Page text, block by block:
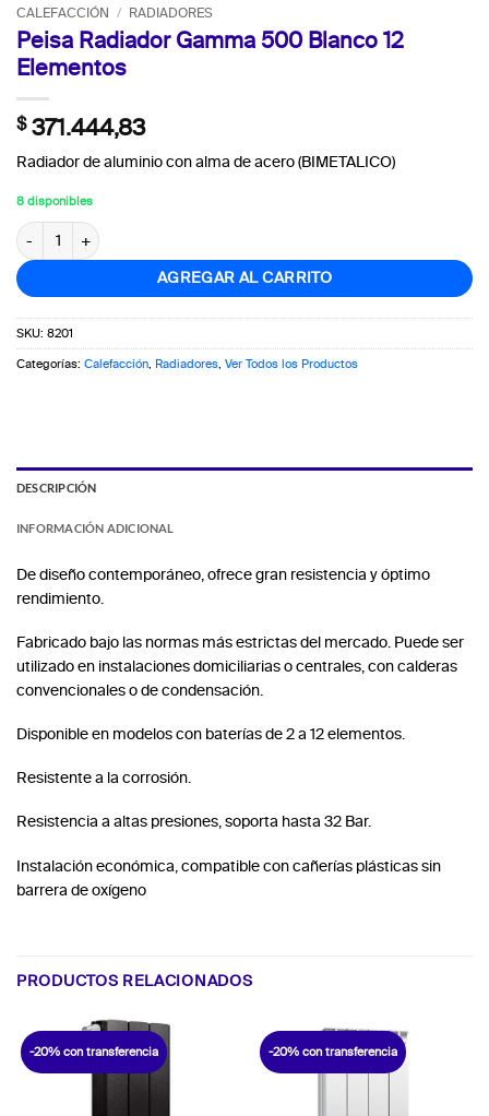
CALEFACCIÓN / RADIADORES
Peisa Radiador Gamma 500 Blanco 12
Elementos
$371.444,83
Radiador de aluminio con alma de acero (BIMETALICO)
8 disponibles
Peisa Radiador Gamma 500 Blanco 12 Elementos cantidad
AGREGAR AL CARRITO
SKU: 8201
Categorías: Calefacción Radiadores Ver Todos los Productos
DESCRIPCIÓN
INFORMACIÓN ADICIONAL
De diseño contemporáneo, ofrece gran resistencia y óptimo
rendimiento.
Fabricado bajo las normas más estrictas del mercado. Puede ser
utilizado en instalaciones domiciliarias o centrales, con calderas
convencionales o de condensación.
Disponible en modelos con baterías de 2 a 12 elementos.
Resistente a la corrosión.
Resistencia a altas presiones, soporta hasta 32 Bar.
Instalación económica, compatible con cañerías plásticas sin
barrera de oxígeno
PRODUCTOS RELACIONADOS
-20% con transferencia -20% con transferencia